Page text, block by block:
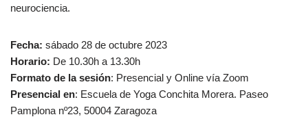
neurociencia.
Fecha: sábado 28 de octubre 2023
Horario: De 10.30h a 13.30h
Formato de la sesión: Presencial y Online vía Zoom
Presencial en: Escuela de Yoga Conchita Morera. Paseo
Pamplona nº23, 50004 Zaragoza